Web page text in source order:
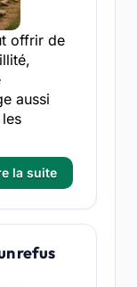
offrir de
aussi
la suite
refus